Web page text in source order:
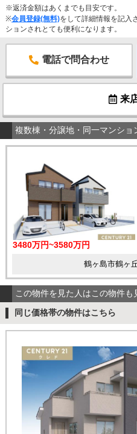
※返済金額はあくまでも目安です。
※会員登録(無料)をして詳細情報を記入
ションされとても便利になります。
電話で問合わせ
来
複数棟・分譲地・同一マンショ
3480万円~3580万円
鶴ヶ島市鶴ヶ
この物件を見た人はこの物件も
同じ価格帯の物件はこちら